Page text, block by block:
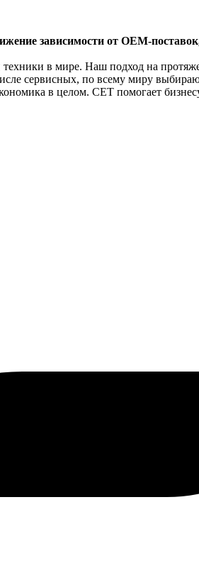
зависимости от OEM-
в мире. Наш подход на
сервисных, по всему миру
в целом. CET помогает